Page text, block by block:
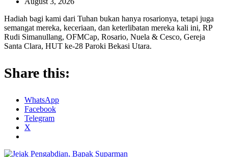
Hadiah bagi kami dari Tuhan bukan hanya rosarionya, tetapi juga
semangat mereka, keceriaan, dan keterlibatan mereka kali ini, RP
Rudi Simanullang, OFMCap, Rosario, Nuela & Cesco, Gereja
Santa Clara, HUT ke-28 Paroki Bekasi Utara.
Share this:
WhatsApp
Facebook
Telegram
X